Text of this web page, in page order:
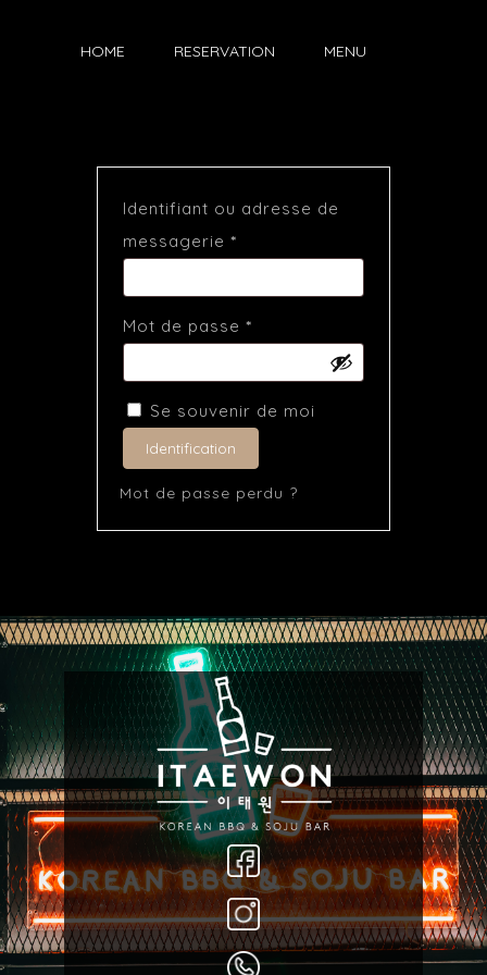
HOME RESERVATION MENU
Identifiant ou adresse de
messagerie *
Mot de passe *
Se souvenir de moi
Identification
Mot de passe perdu ?